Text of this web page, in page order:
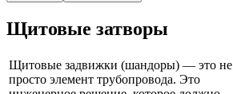
Щитовые затворы
Щитовые задвижки (шандоры) — это не
просто элемент трубопровода. Это